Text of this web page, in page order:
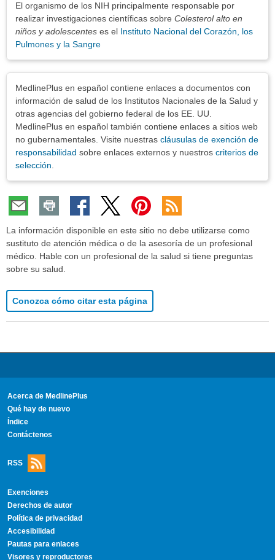
El organismo de los NIH principalmente responsable por
realizar investigaciones científicas sobre Colesterol alto en
niños y adolescentes es el Instituto Nacional del Corazón, los
Pulmones y la Sangre
MedlinePlus en español contiene enlaces a documentos con
información de salud de los Institutos Nacionales de la Salud y
otras agencias del gobierno federal de los EE. UU.
MedlinePlus en español también contiene enlaces a sitios web
no gubernamentales. Visite nuestras cláusulas de exención de
responsabilidad sobre enlaces externos y nuestros criterios de
selección
La información disponible en este sitio no debe utilizarse como
sustituto de atención médica o de la asesoría de un profesional
médico. Hable con un profesional de la salud si tiene preguntas
sobre su salud.
Conozca cómo citar esta página
Acerca de MedlinePlus
Qué hay de nuevo
Índice
Contáctenos
RSS
Exenciones
Derechos de autor
Política de privacidad
Accesibilidad
Pautas para enlaces
Visores y reproductores